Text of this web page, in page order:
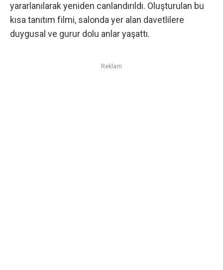
yararlanılarak yeniden canlandırıldı. Oluşturulan bu
kısa tanıtım filmi, salonda yer alan davetlilere
duygusal ve gurur dolu anlar yaşattı.
Reklam